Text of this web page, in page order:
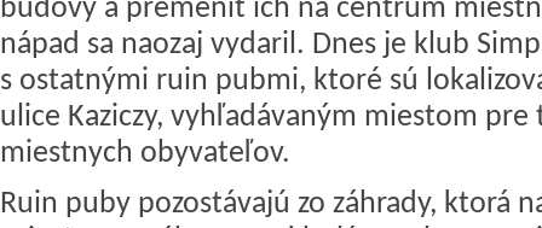
budovy a premeniť ich na centrum
nápad sa naozaj vydaril. Dnes je klub
s ostatnými ruin pubmi, ktoré sú
ulice Kaziczy, vyhľadávaným miestom pre
miestnych obyvateľov.
Ruin puby pozostávajú zo záhrady, ktorá